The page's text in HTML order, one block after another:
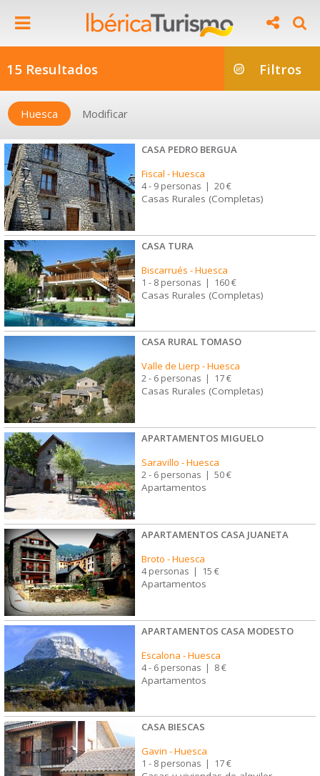
15 Resultados Filtros
Huesca Modificar
CASA PEDRO BERGUA
Fiscal -Huesca
4 - 9 personas | 20 €
Casas Rurales (Completas)
CASA TURA
Biscarrués -Huesca
1 - 8 personas | 160 €
Casas Rurales (Completas)
CASA RURAL TOMASO
Valle de Lierp -Huesca
2 - 6 personas 17 €
Casas Rurales (Completas)
APARTAMENTOS MIGUELO
Saravillo -Huesca
2 - 6 personas | 50 €
Apartamentos
APARTAMENTOS CASA JUANETA
Broto -Huesca
4 personas | 15 €
Apartamentos
APARTAMENTOS CASA MODESTO
Escalona -Huesca
4 - 6 personas | 8 €
Apartamentos
CASA BIESCAS
Gavin -Huesca
1 - 8 personas | 17 €